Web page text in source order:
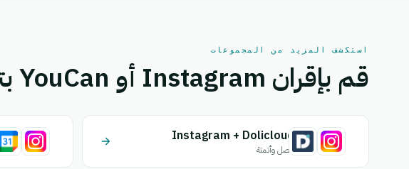
استكشف المزيد من المجموعات
قم بإقران Instagram أو YouCan بتطبيق آخر.
Instagram + Dolicloud
اتصل وأتمتة